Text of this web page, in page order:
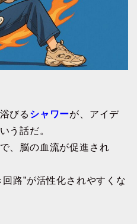
びる シャワーが、アイデ
う話だ。
、脳の血流が促進され
路”が活性化されやすくな